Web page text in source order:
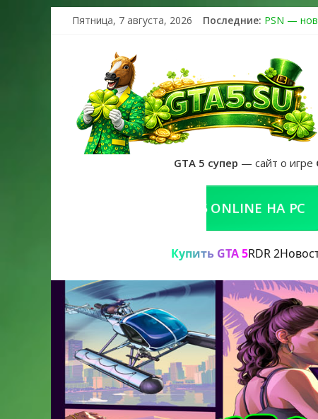
Пятница, 7 августа, 2026 Последние: PSN —
GTA 6
GTA 5 супер — сайт о игре
КУПИТЬ GTA 5 ONLINE НА PC
Купить GTA 5RDR 2